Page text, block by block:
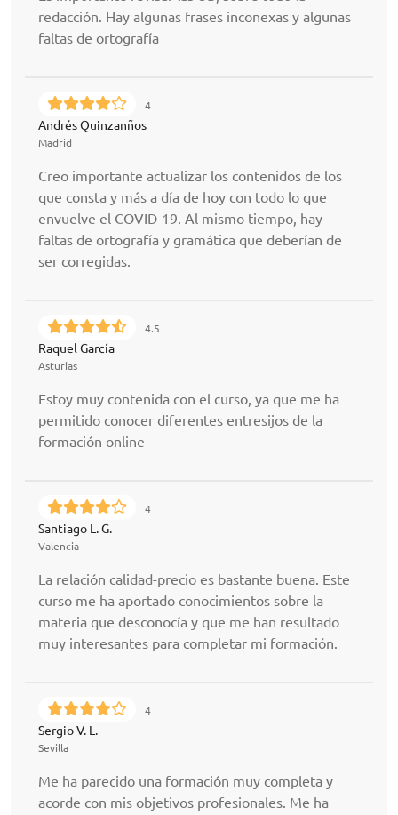
redacción. Hay algunas frases inconexas y algunas
faltas de ortografía
4
Andrés Quinzanños
Madrid
Creo importante actualizar los contenidos de los
que consta y más a día de hoy con todo lo que
envuelve el COVID-19. Al mismo tiempo, hay
faltas de ortografía y gramática que deberían de
ser corregidas.
4.5
Raquel García
Asturias
Estoy muy contenida con el curso, ya que me ha
permitido conocer diferentes entresijos de la
formación online
4
Santiago L. G.
Valencia
La relación calidad-precio es bastante buena. Este
curso me ha aportado conocimientos sobre la
materia que desconocía y que me han resultado
muy interesantes para completar mi formación.
4
Sergio V. L.
Sevilla
Me ha parecido una formación muy completa y
acorde con mis objetivos profesionales. Me ha